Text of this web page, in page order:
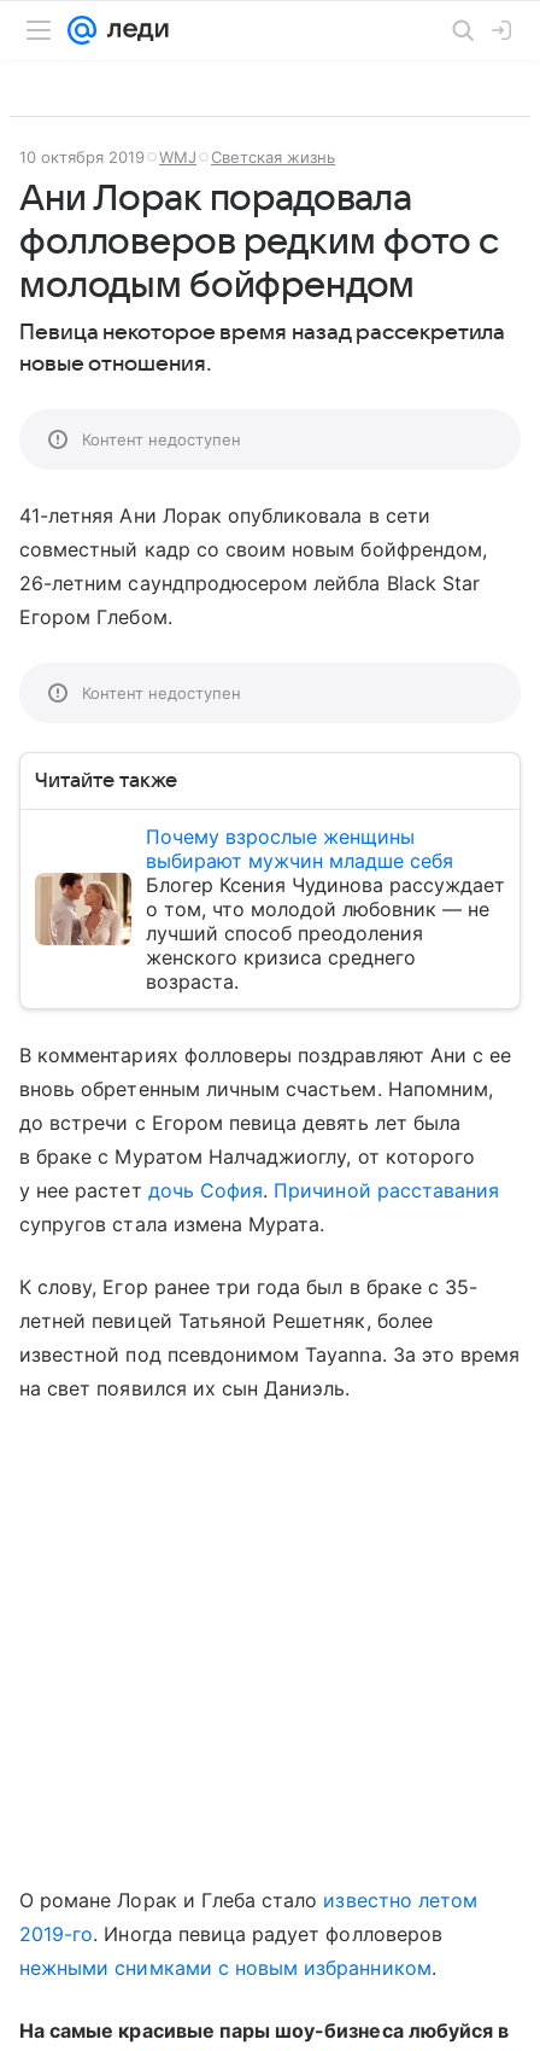
10 октября 2019 WMJ Светская жизнь
Ани Лорак порадовала
фолловеров редким фото с
молодым бойфрендом
Певица некоторое время назад рассекретила
новые отношения.
Контент недоступен
41-летняя Ани Лорак опубликовала в сети
совместный кадр со своим новым бойфрендом,
26-летним саундпродюсером лейбла Black Star
Егором Глебом.
Контент недоступен
Читайте также
Почему взрослые женщины
выбирают мужчин младше себя
Блогер Ксения Чудинова рассуждает
о том, что молодой любовник — не
лучший способ преодоления
женского кризиса среднего
возраста.
В комментариях фолловеры поздравляют Ани с ее
вновь обретенным личным счастьем. Напомним,
до встречи с Егором певица девять лет была
в браке с Муратом Налчаджиоглу, от которого
у нее растет дочь София. Причиной расставания
супругов стала измена Мурата.
К слову, Егор ранее три года был в браке с 35-
летней певицей Татьяной Решетняк, более
известной под псевдонимом Tayanna. За это время
на свет появился их сын Даниэль.
О романе Лорак и Глеба стало известно летом
2019-го. Иногда певица радует фолловеров
нежными снимками с новым избранником.
На самые красивые пары шоу-бизнеса любуйся в